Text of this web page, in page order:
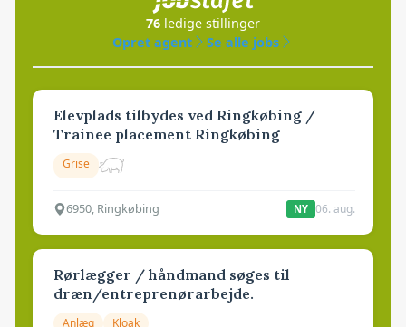
76 ledige stillinger
Opret agent
Se alle jobs
Elevplads tilbydes ved Ringkøbing /
Trainee placement Ringkøbing
Grise
6950, Ringkøbing NY 06. aug.
Rørlægger / håndmand søges til
dræn/entreprenørarbejde.
Anlæg Kloak